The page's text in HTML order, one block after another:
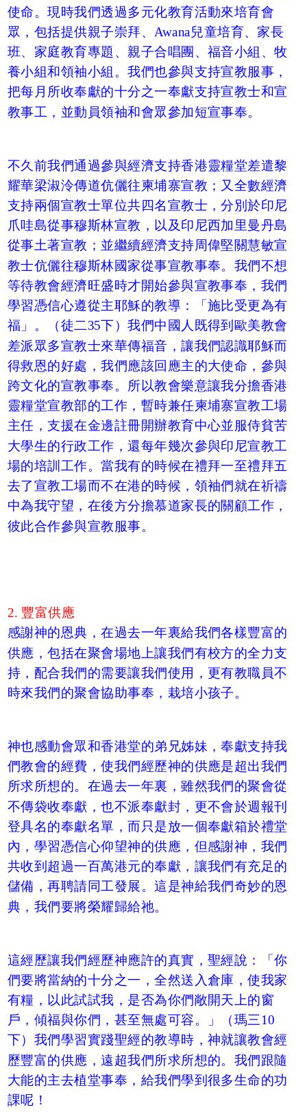
使命。現時我們透過多元化教育活動來培育會
眾，包括提供親子崇拜、Awana兒童培育、家長
班、家庭教育專題、親子合唱團、福音小組、牧
養小組和領袖小組。我們也參與支持宣教服事，
把每月所收奉獻的十分之一奉獻支持宣教士和宣
教事工，並動員領袖和會眾參加短宣事奉。
不久前我們通過參與經濟支持香港靈糧堂差遣黎
耀華梁淑泠傳道伉儷往柬埔寨宣教；又全數經濟
支持兩個宣教士單位共四名宣教士，分別於印尼
爪哇島從事穆斯林宣教，以及印尼西加里曼丹島
從事土著宣教；並繼續經濟支持周偉堅關慧敏宣
教士伉儷往穆斯林國家從事宣教事奉。我們不想
等待教會經濟旺盛時才開始參與宣教事奉，我們
學習憑信心遵從主耶穌的教導：「施比受更為有
福」。（徒二35下）我們中國人既得到歐美教會
差派眾多宣教士來華傳福音，讓我們認識耶穌而
得救恩的好處，我們應該回應主的大使命，參與
跨文化的宣教事奉。所以教會樂意讓我分擔香港
靈糧堂宣教部的工作，暫時兼任柬埔寨宣教工場
主任，支援在金邊註冊開辦教育中心並服侍貧苦
大學生的行政工作，還每年幾次參與印尼宣教工
場的培訓工作。當我有的時候在禮拜一至禮拜五
去了宣教工場而不在港的時候，領袖們就在祈禱
中為我守望，在後方分擔慕道家長的關顧工作，
彼此合作參與宣教服事。
2. 豐富供應
感謝神的恩典，在過去一年裏給我們各樣豐富的
供應，包括在聚會場地上讓我們有校方的全力支
持，配合我們的需要讓我們使用，更有教職員不
時來我們的聚會協助事奉，栽培小孩子。
神也感動會眾和香港堂的弟兄姊妹，奉獻支持我
們教會的經費，使我們經歷神的供應是超出我們
所求所想的。在過去一年裏，雖然我們的聚會從
不傳袋收奉獻，也不派奉獻封，更不會於週報刊
登具名的奉獻名單，而只是放一個奉獻箱於禮堂
內，學習憑信心仰望神的供應，但感謝神，我們
共收到超過一百萬港元的奉獻，讓我們有充足的
儲備，再聘請同工發展。這是神給我們奇妙的恩
典，我們要將榮耀歸給祂。
這經歷讓我們經歷神應許的真實，聖經說：「你
們要將當納的十分之一，全然送入倉庫，使我家
有糧，以此試試我，是否為你們敞開天上的窗
戶，傾福與你們，甚至無處可容。」（瑪三10
下）我們學習實踐聖經的教導時，神就讓教會經
歷豐富的供應，遠超我們所求所想的。我們跟隨
大能的主去植堂事奉，給我們學到很多生命的功
課呢！